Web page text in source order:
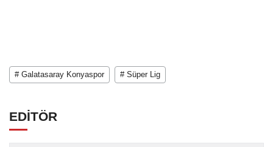
# Galatasaray Konyaspor # Süper Lig
EDİTÖR